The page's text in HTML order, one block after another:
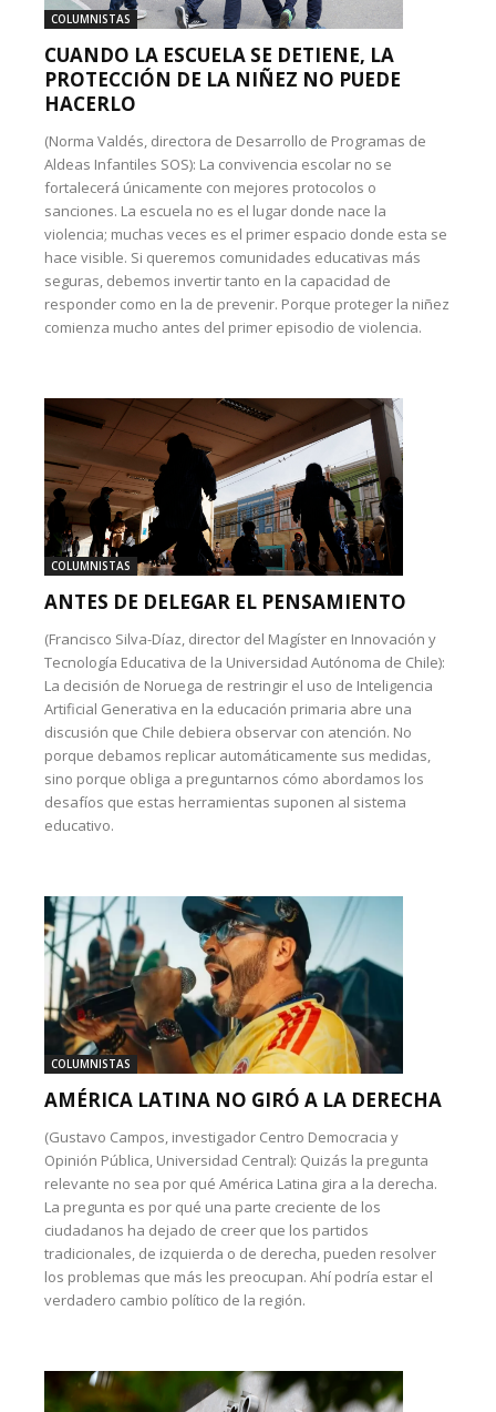
COLUMNISTAS
CUANDO LA ESCUELA SE DETIENE, LA
PROTECCIÓN DE LA NIÑEZ NO PUEDE
HACERLO
(Norma Valdés, directora de Desarrollo de Programas de
Aldeas Infantiles SOS): La convivencia escolar no se
fortalecerá únicamente con mejores protocolos o
sanciones. La escuela no es el lugar donde nace la
violencia; muchas veces es el primer espacio donde esta se
hace visible. Si queremos comunidades educativas más
seguras, debemos invertir tanto en la capacidad de
responder como en la de prevenir. Porque proteger la niñez
comienza mucho antes del primer episodio de violencia.
COLUMNISTAS
ANTES DE DELEGAR EL PENSAMIENTO
(Francisco Silva-Díaz, director del Magíster en Innovación y
Tecnología Educativa de la Universidad Autónoma de Chile):
La decisión de Noruega de restringir el uso de Inteligencia
Artificial Generativa en la educación primaria abre una
discusión que Chile debiera observar con atención. No
porque debamos replicar automáticamente sus medidas,
sino porque obliga a preguntarnos cómo abordamos los
desafíos que estas herramientas suponen al sistema
educativo.
COLUMNISTAS
AMÉRICA LATINA NO GIRÓ A LA DERECHA
(Gustavo Campos, investigador Centro Democracia y
Opinión Pública, Universidad Central): Quizás la pregunta
relevante no sea por qué América Latina gira a la derecha.
La pregunta es por qué una parte creciente de los
ciudadanos ha dejado de creer que los partidos
tradicionales, de izquierda o de derecha, pueden resolver
los problemas que más les preocupan. Ahí podría estar el
verdadero cambio político de la región.